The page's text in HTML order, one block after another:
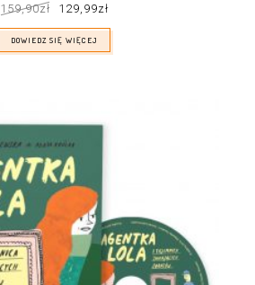
159,90zł cena
wynosiła:
159,90zł.
129,99złcena
129,99zł.
DOWIEDZ SIĘ WIĘCEJ